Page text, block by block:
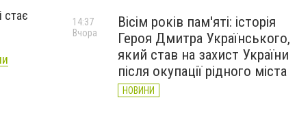
стає
Вісім років пам'яті: історія
Героя Дмитра Українського,
який став на захист України
після окупації рідного міста
НОВИНИ
14:37
Вчора